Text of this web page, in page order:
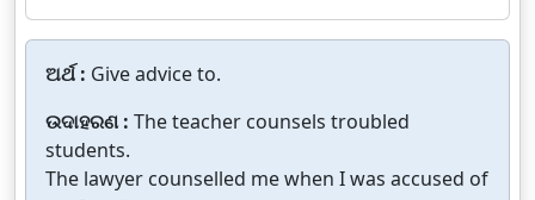
ଅର୍ଥ : Give advice to.
ଉଦାହରଣ : The teacher counsels troubled
students.
The lawyer counselled me when I was accused of